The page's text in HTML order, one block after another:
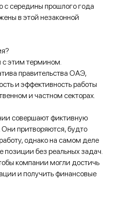
с середины прошлого года
в этой незаконной
с этим термином.
правительства ОАЭ,
и эффективность работы
и частном секторах.
совершают фиктивную
притворяются, будто
однако на самом деле
без реальных задач.
компании могли достичь
и получить финансовые